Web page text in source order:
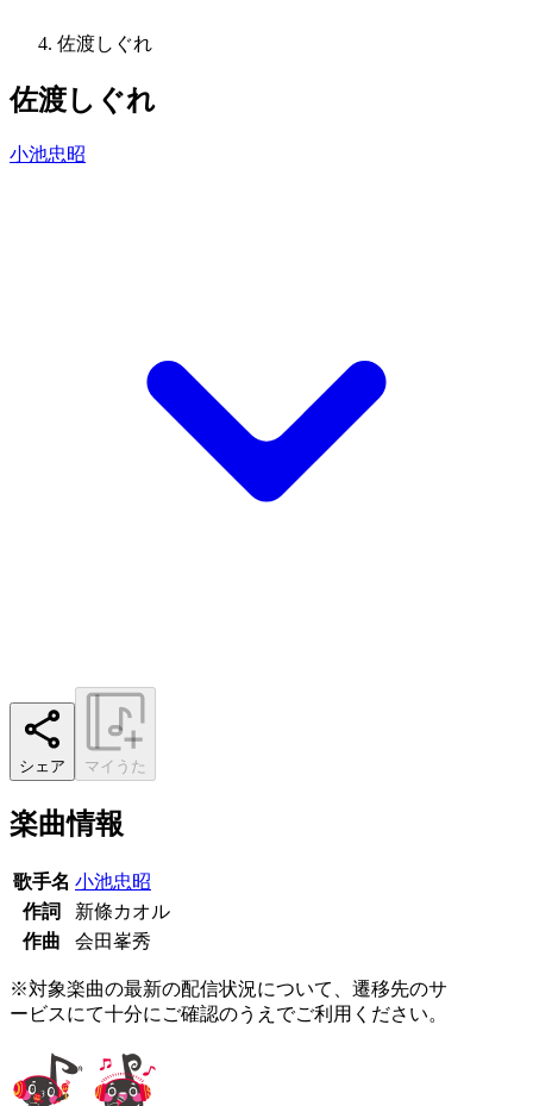
佐渡しぐれ
佐渡しぐれ
小池忠昭
シェア マイうた
楽曲情報
歌手名 小池忠昭
作詞
新條カオル
作曲
会田峯秀
※対象楽曲の最新の配信状況について、遷移先のサ
ービスにて十分にご確認のうえでご利用ください。